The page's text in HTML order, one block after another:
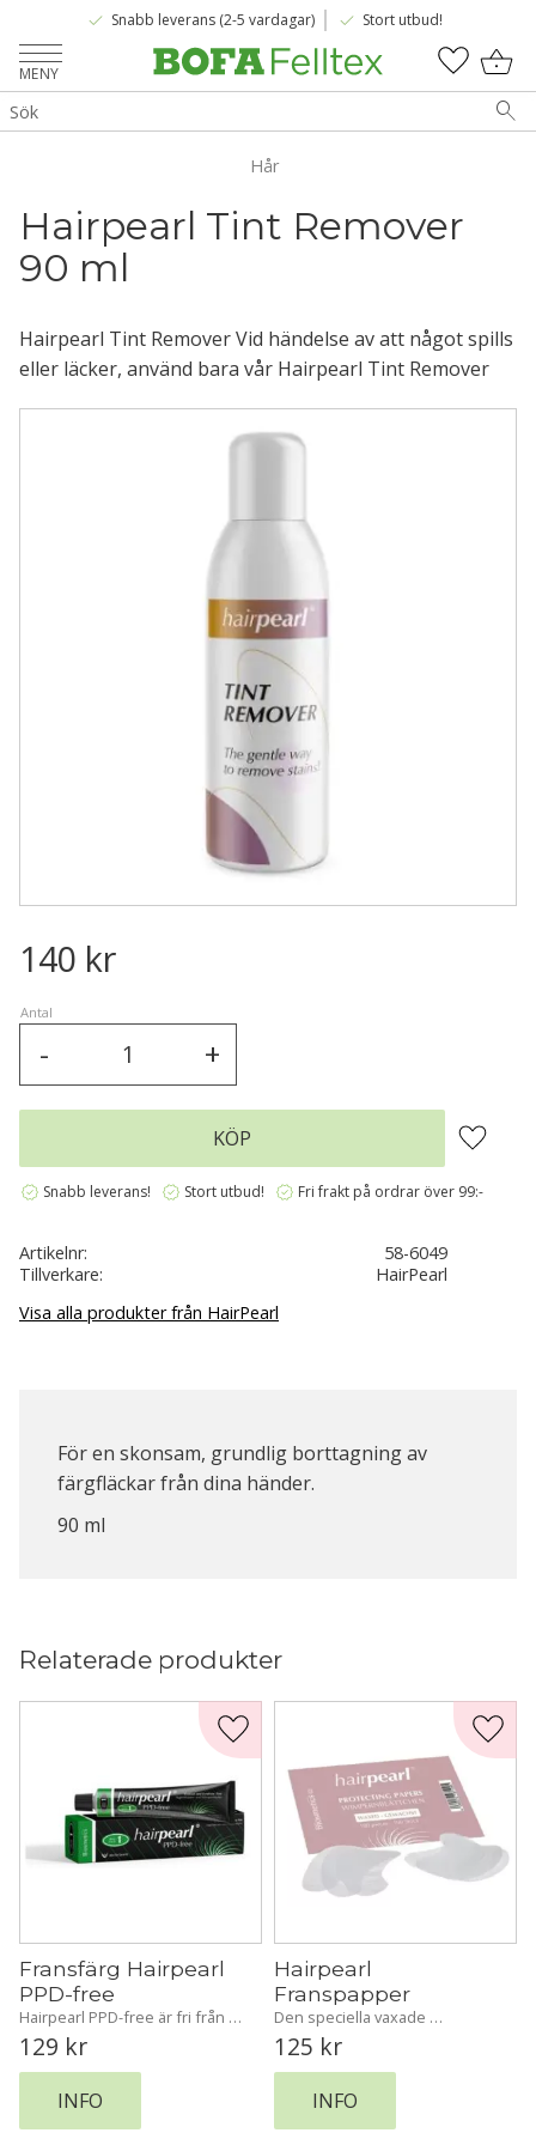
Meny
done Snabb leverans (2-5 vardagar) done Stort utbud!
Hår
Hairpearl Tint Remover
90 ml
Hairpearl Tint Remover Vid händelse av att något spills
eller läcker, använd bara vår Hairpearl Tint Remover
140 kr
Antal
+
-
KÖP Lägg till
verified Snabb leverans! verified Stort utbud! verified Fri frakt på ordrar över 99:-
Artikelnr
58-6049
Tillverkare
HairPearl
Visa alla produkter från HairPearl
För en skonsam, grundlig borttagning av
färgfläckar från dina händer.
90 ml
Relaterade produkter
Fransfärg Hairpearl
PPD-free
Hairpearl PPD-free är fri från
Para-fenylendiamin (PPD) för
en snällare och mer skonsam
färgupplevelse.
129 kr
Lägg till i favoriter
INFO
Hairpearl
Franspapper
Den speciella vaxade
beläggningen av Hairpearls
Franspapper behövs för att
förhindra att klienterna under
ögonlocken får oönskade
fläckar.
125 kr
INFO